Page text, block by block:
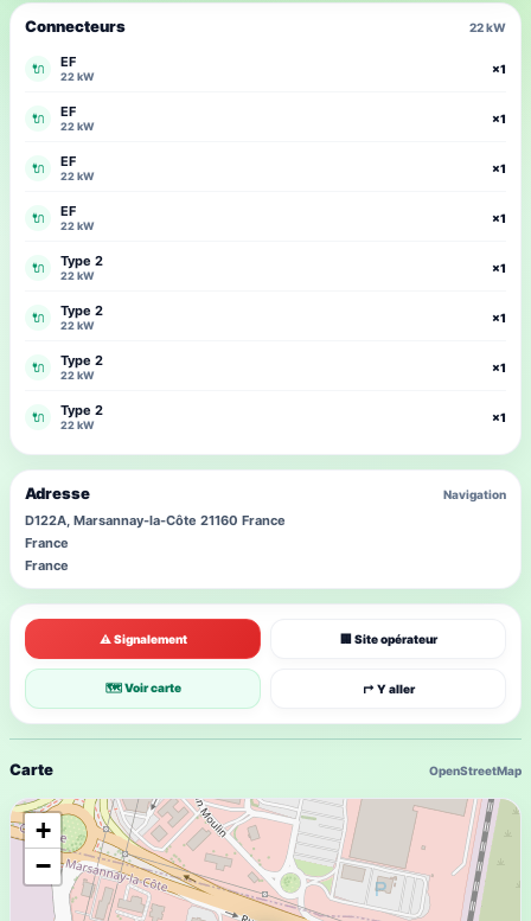
Carte OpenStreetMap
+
−
⚠ Signalement 🏢 Site opérateur
🗺 Voir carte ↱ Y aller
Connecteurs 22 kW
🔌 EF
22 kW
×1
🔌 EF
22 kW
×1
🔌 EF
22 kW
×1
🔌 EF
22 kW
×1
🔌 Type 2
22 kW
×1
🔌 Type 2
22 kW
×1
🔌 Type 2
22 kW
×1
🔌 Type 2
22 kW
×1
Adresse Navigation
D122A, Marsannay-la-Côte 21160 France
France
France